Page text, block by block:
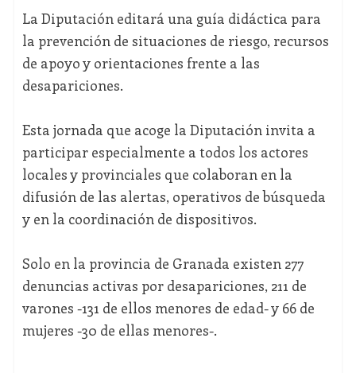
La Diputación editará una guía didáctica para
la prevención de situaciones de riesgo, recursos
de apoyo y orientaciones frente a las
desapariciones.
Esta jornada que acoge la Diputación invita a
participar especialmente a todos los actores
locales y provinciales que colaboran en la
difusión de las alertas, operativos de búsqueda
y en la coordinación de dispositivos.
Solo en la provincia de Granada existen 277
denuncias activas por desapariciones, 211 de
varones -131 de ellos menores de edad- y 66 de
mujeres -30 de ellas menores-.